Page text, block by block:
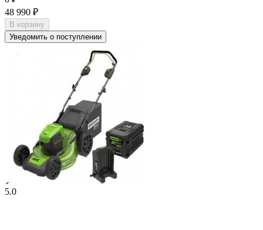
48 990 ₽
В корзину
Уведомить о поступлении
5.0